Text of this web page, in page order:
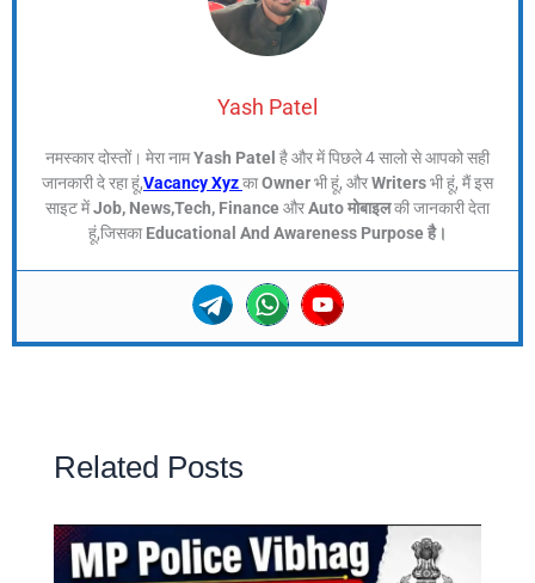
Yash Patel
नमस्कार दोस्तों। मेरा नामYash Patel है और में पिछले 4 सालो से आपको सही
जानकारी दे रहा हूं,Vacancy XyzकाOwnerभी हूं, औरWritersभी हूं, मैं इस
साइट मेंJob, News,Tech, FinanceऔरAuto मोबाइलकी जानकारी देता
हूं,जिसका Educational And Awareness Purpose है।
Related Posts